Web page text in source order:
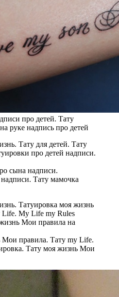
про детей. Тату
руке надпись про детей
сына надписи.
Тату мамочка
Мои правила. Тату my Life.
Тату моя жизнь Мои